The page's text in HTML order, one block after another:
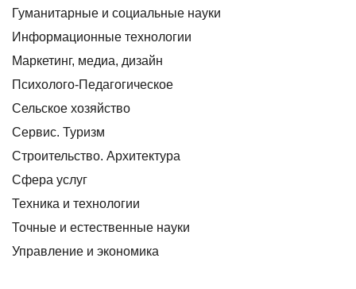
Гуманитарные и социальные науки
Информационные технологии
Маркетинг, медиа, дизайн
Психолого-Педагогическое
Сельское хозяйство
Сервис. Туризм
Строительство. Архитектура
Сфера услуг
Техника и технологии
Точные и естественные науки
Управление и экономика